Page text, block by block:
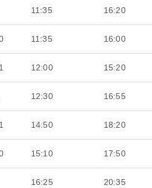
11:35 16:20
11:35 16:00
12:00 15:20
12:30 16:55
14:50 18:20
15:10 17:50
16:25 20:35